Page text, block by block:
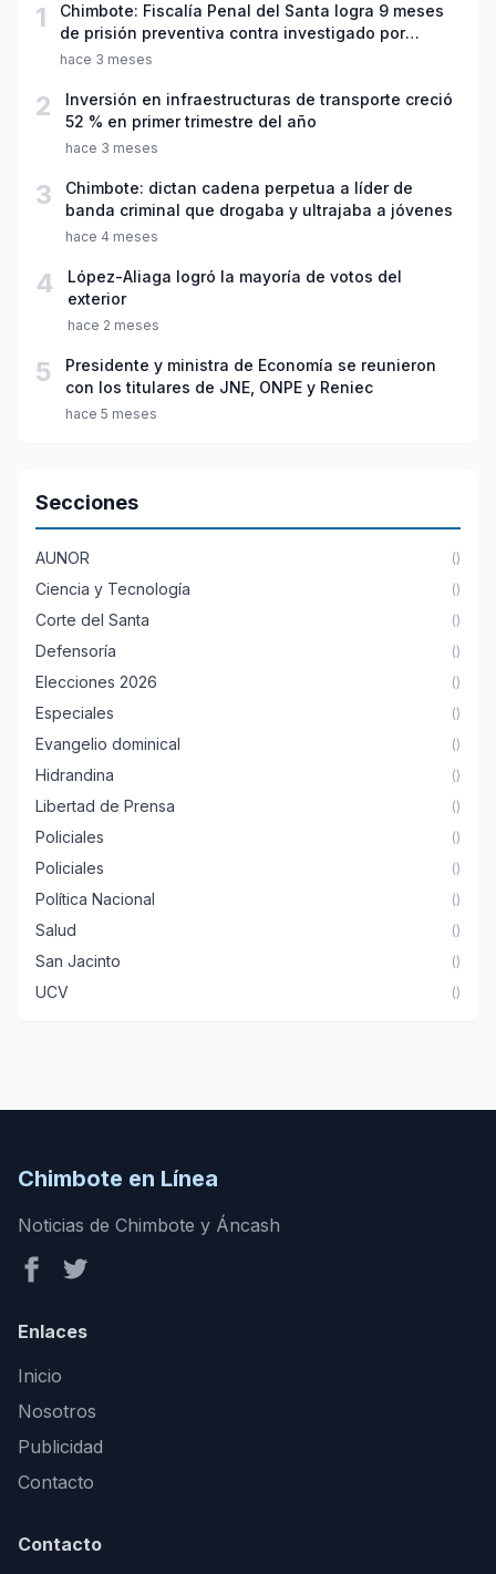
1
Chimbote: Fiscalía Penal del Santa logra 9 meses
de prisión preventiva contra investigado por
violación sexual y tentativa de feminicidio
hace 3 meses
2
Inversión en infraestructuras de transporte creció
52 % en primer trimestre del año
hace 3 meses
3
Chimbote: dictan cadena perpetua a líder de
banda criminal que drogaba y ultrajaba a jóvenes
hace 4 meses
4
López-Aliaga logró la mayoría de votos del
exterior
hace 2 meses
5
Presidente y ministra de Economía se reunieron
con los titulares de JNE, ONPE y Reniec
hace 5 meses
Secciones
AUNOR ()
Ciencia y Tecnología ()
Corte del Santa ()
Defensoría ()
Elecciones 2026 ()
Especiales ()
Evangelio dominical ()
Hidrandina ()
Libertad de Prensa ()
Policiales ()
Policiales ()
Política Nacional ()
Salud ()
San Jacinto ()
UCV ()
Chimbote en Línea
Noticias de Chimbote y Áncash
Enlaces
Inicio
Nosotros
Publicidad
Contacto
Contacto